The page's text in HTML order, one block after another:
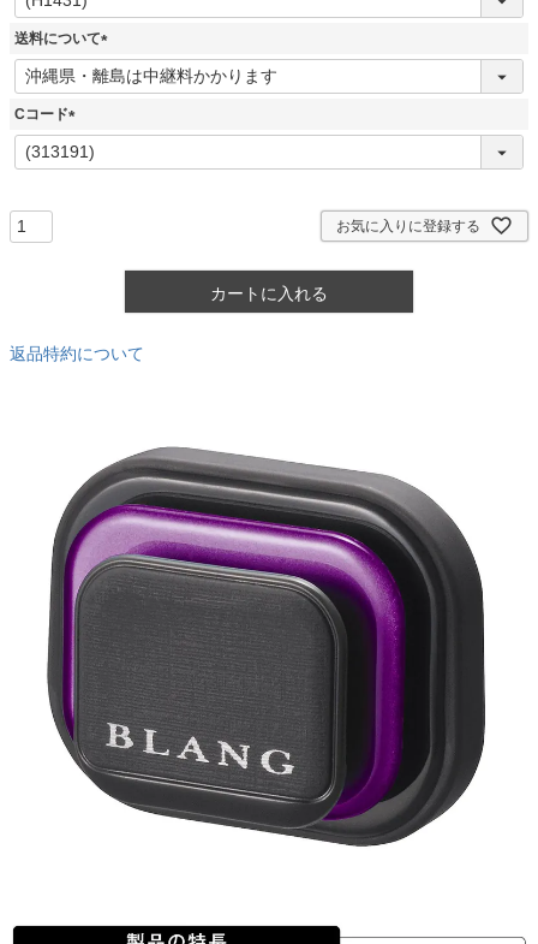
必
須
送料について
(
必
Cコード
(
必
お気に入りに登録する
カートに入れる
返品特約について